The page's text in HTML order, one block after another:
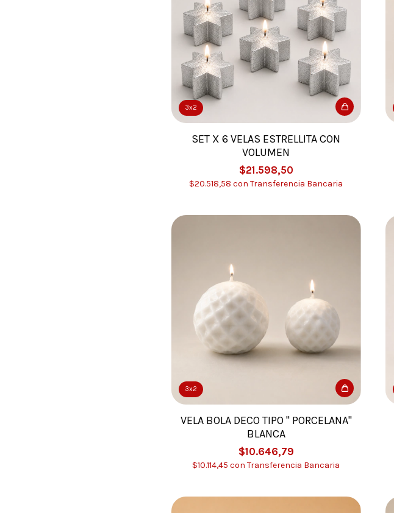
3x2
SET X 6 VELAS ESTRELLITA CON
VOLUMEN
$21.598,50
$20.518,58con Transferencia Bancaria
3x2
VELA BOLA DECO TIPO " PORCELANA"
BLANCA
$10.646,79
$10.114,45con Transferencia Bancaria